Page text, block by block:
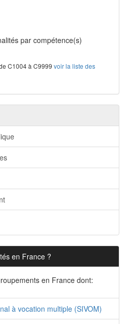
par compétence(s)
C1004 à C9999 voir la liste des
en France ?
en France dont:
à vocation multiple (SIVOM)